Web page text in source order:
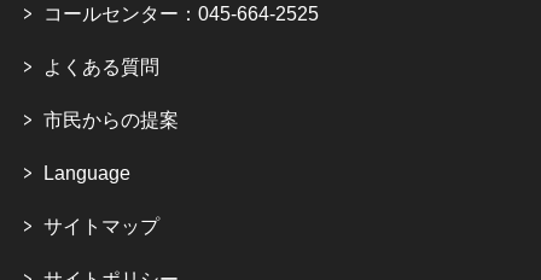
コールセンター：045-664-2525
よくある質問
市民からの提案
Language
サイトマップ